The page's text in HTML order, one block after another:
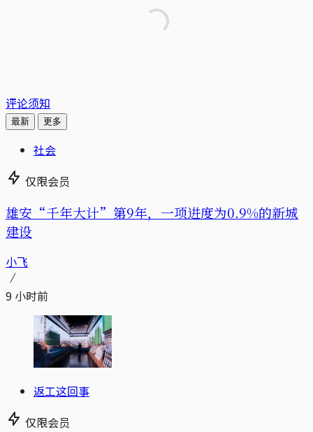
评论须知
最新 更多
社会
仅限会员
雄安“千年大计”第9年，一项进度为0.9%的新城
建设
小飞
9 小时前
返工这回事
仅限会员